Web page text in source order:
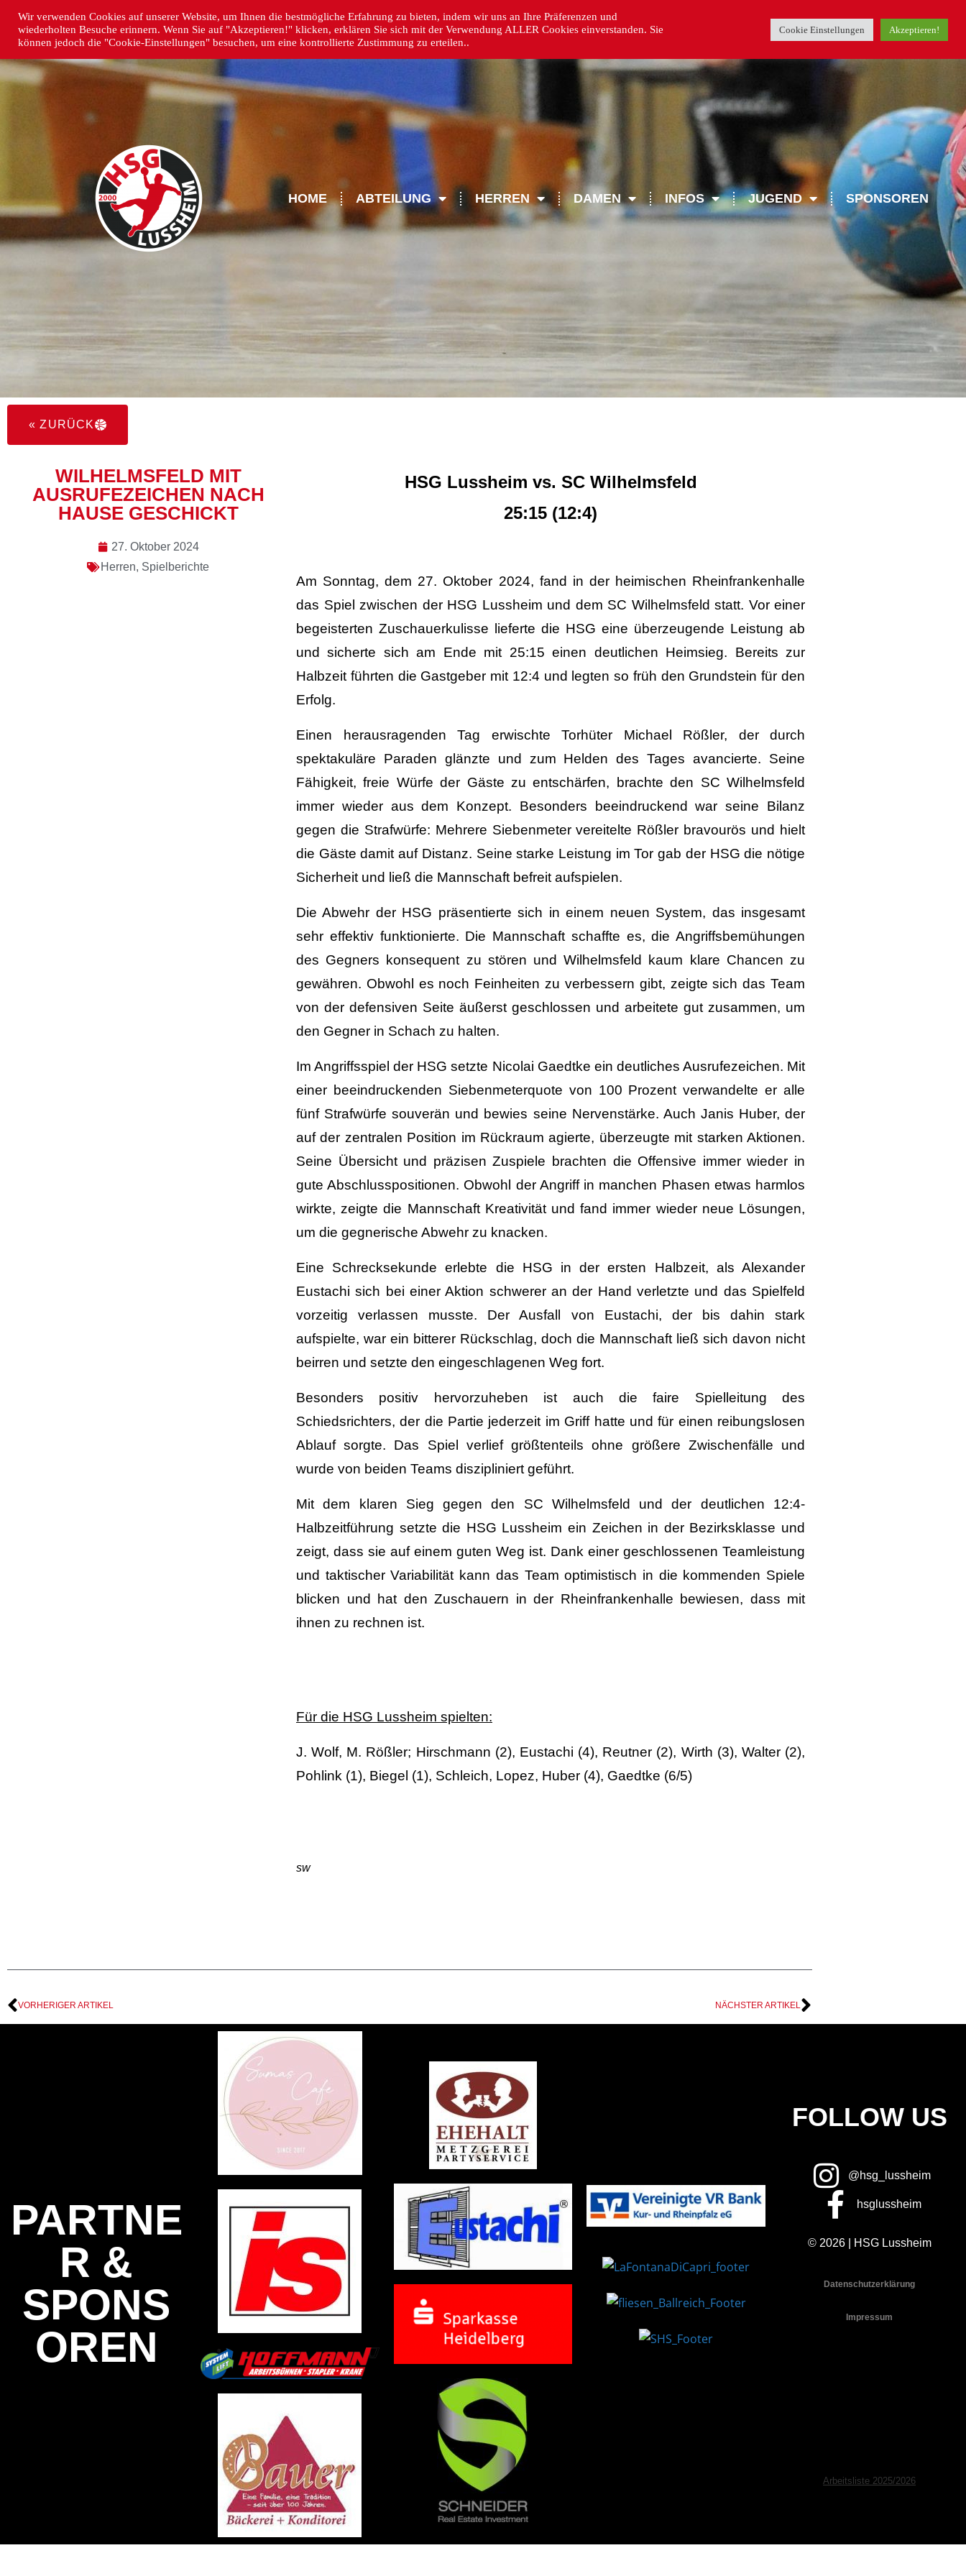
HOME ABTEILUNG HERREN DAMEN INFOS JUGEND SPONSOREN
« ZURÜCK
WILHELMSFELD MIT
AUSRUFEZEICHEN NACH
HAUSE GESCHICKT
27. Oktober 2024
Herren, Spielberichte
HSG Lussheim vs. SC Wilhelmsfeld
25:15 (12:4)
Am Sonntag, dem 27. Oktober 2024, fand in der heimischen Rheinfrankenhalle
das Spiel zwischen der HSG Lussheim und dem SC Wilhelmsfeld statt. Vor einer
begeisterten Zuschauerkulisse lieferte die HSG eine überzeugende Leistung ab
und sicherte sich am Ende mit 25:15 einen deutlichen Heimsieg. Bereits zur
Halbzeit führten die Gastgeber mit 12:4 und legten so früh den Grundstein für den
Erfolg.
Einen herausragenden Tag erwischte Torhüter Michael Rößler, der durch
spektakuläre Paraden glänzte und zum Helden des Tages avancierte. Seine
Fähigkeit, freie Würfe der Gäste zu entschärfen, brachte den SC Wilhelmsfeld
immer wieder aus dem Konzept. Besonders beeindruckend war seine Bilanz
gegen die Strafwürfe: Mehrere Siebenmeter vereitelte Rößler bravourös und hielt
die Gäste damit auf Distanz. Seine starke Leistung im Tor gab der HSG die nötige
Sicherheit und ließ die Mannschaft befreit aufspielen.
Die Abwehr der HSG präsentierte sich in einem neuen System, das insgesamt
sehr effektiv funktionierte. Die Mannschaft schaffte es, die Angriffsbemühungen
des Gegners konsequent zu stören und Wilhelmsfeld kaum klare Chancen zu
gewähren. Obwohl es noch Feinheiten zu verbessern gibt, zeigte sich das Team
von der defensiven Seite äußerst geschlossen und arbeitete gut zusammen, um
den Gegner in Schach zu halten.
Im Angriffsspiel der HSG setzte Nicolai Gaedtke ein deutliches Ausrufezeichen. Mit
einer beeindruckenden Siebenmeterquote von 100 Prozent verwandelte er alle
fünf Strafwürfe souverän und bewies seine Nervenstärke. Auch Janis Huber, der
auf der zentralen Position im Rückraum agierte, überzeugte mit starken Aktionen.
Seine Übersicht und präzisen Zuspiele brachten die Offensive immer wieder in
gute Abschlusspositionen. Obwohl der Angriff in manchen Phasen etwas harmlos
wirkte, zeigte die Mannschaft Kreativität und fand immer wieder neue Lösungen,
um die gegnerische Abwehr zu knacken.
Eine Schrecksekunde erlebte die HSG in der ersten Halbzeit, als Alexander
Eustachi sich bei einer Aktion schwerer an der Hand verletzte und das Spielfeld
vorzeitig verlassen musste. Der Ausfall von Eustachi, der bis dahin stark
aufspielte, war ein bitterer Rückschlag, doch die Mannschaft ließ sich davon nicht
beirren und setzte den eingeschlagenen Weg fort.
Besonders positiv hervorzuheben ist auch die faire Spielleitung des
Schiedsrichters, der die Partie jederzeit im Griff hatte und für einen reibungslosen
Ablauf sorgte. Das Spiel verlief größtenteils ohne größere Zwischenfälle und
wurde von beiden Teams diszipliniert geführt.
Mit dem klaren Sieg gegen den SC Wilhelmsfeld und der deutlichen 12:4-
Halbzeitführung setzte die HSG Lussheim ein Zeichen in der Bezirksklasse und
zeigt, dass sie auf einem guten Weg ist. Dank einer geschlossenen Teamleistung
und taktischer Variabilität kann das Team optimistisch in die kommenden Spiele
blicken und hat den Zuschauern in der Rheinfrankenhalle bewiesen, dass mit
ihnen zu rechnen ist.
Für die HSG Lussheim spielten:
J. Wolf, M. Rößler; Hirschmann (2), Eustachi (4), Reutner (2), Wirth (3), Walter (2),
Pohlink (1), Biegel (1), Schleich, Lopez, Huber (4), Gaedtke (6/5)
sw
VORHERIGER ARTIKEL NÄCHSTER ARTIKEL
PARTNE
R &
SPONS
OREN
FOLLOW US
@hsg_lussheim
hsglussheim
© 2026 | HSG Lussheim
Datenschutzerklärung
Impressum
Arbeitsliste 2025/2026
Wir verwenden Cookies auf unserer Website, um Ihnen die bestmögliche Erfahrung zu bieten, indem wir uns an Ihre Präferenzen und
wiederholten Besuche erinnern. Wenn Sie auf "Akzeptieren!" klicken, erklären Sie sich mit der Verwendung ALLER Cookies einverstanden. Sie
können jedoch die "Cookie-Einstellungen" besuchen, um eine kontrollierte Zustimmung zu erteilen..
Cookie Einstellungen Akzeptieren!